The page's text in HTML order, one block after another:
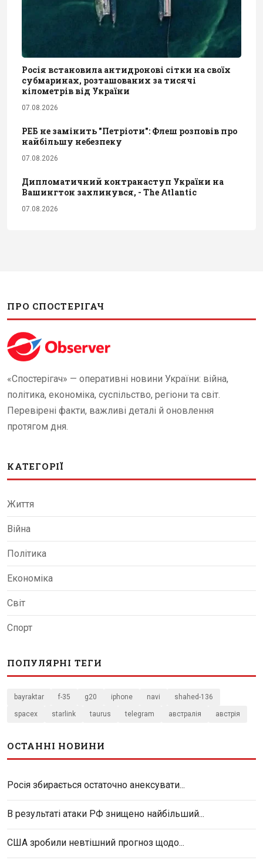
Росія встановила антидронові сітки на своїх
субмаринах, розташованих за тисячі
кілометрів від України
07.08.2026
РЕБ не замінить "Петріоти": Флеш розповів про
найбільшу небезпеку
07.08.2026
Дипломатичний контранаступ України на
Вашингтон захлинувся, - The Atlantic
07.08.2026
ПРО СПОСТЕРІГАЧ
«Спостерігач» — оперативні новини України: війна,
політика, економіка, суспільство, регіони та світ.
Перевірені факти, важливі деталі й оновлення
протягом дня.
КАТЕГОРІЇ
Життя
Війна
Політика
Економіка
Світ
Спорт
ПОПУЛЯРНІ ТЕГИ
bayraktar f-35 g20 iphone navi shahed-136
spacex starlink taurus telegram австралія австрія
ОСТАННІ НОВИНИ
Росія збирається остаточно анексувати...
В результаті атаки РФ знищено найбільший...
США зробили невтішний прогноз щодо...